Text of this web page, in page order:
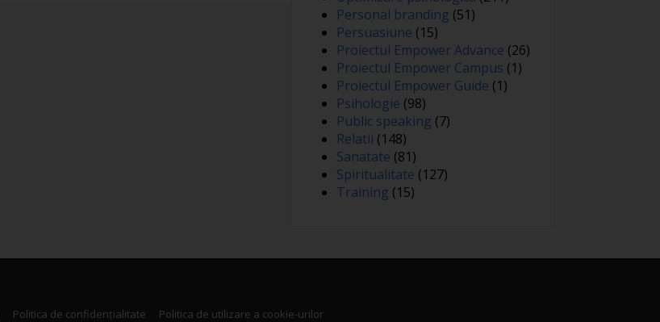
Personal branding (51)
Persuasiune (15)
Proiectul Empower Advance (26)
Proiectul Empower Campus (1)
Proiectul Empower Guide (1)
Psihologie (98)
Public speaking (7)
Relatii (148)
Sanatate (81)
Spiritualitate (127)
Training (15)
Politica de confidențialitate
Politica de utilizare a cookie-urilor